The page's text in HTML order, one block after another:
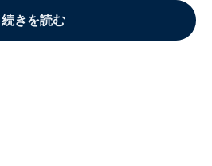
続きを読む